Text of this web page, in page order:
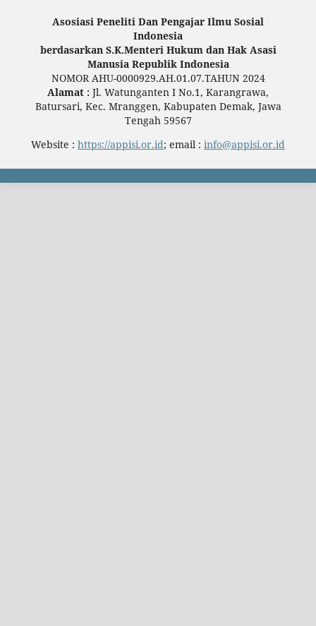
Asosiasi Peneliti Dan Pengajar Ilmu Sosial
Indonesia
berdasarkan S.K.Menteri Hukum dan Hak Asasi
Manusia Republik Indonesia
NOMOR AHU-0000929.AH.01.07.TAHUN 2024
Alamat : Jl. Watunganten I No.1, Karangrawa,
Batursari, Kec. Mranggen, Kabupaten Demak, Jawa
Tengah 59567
Website : https://appisi.or.id; email : info@appisi.or.id